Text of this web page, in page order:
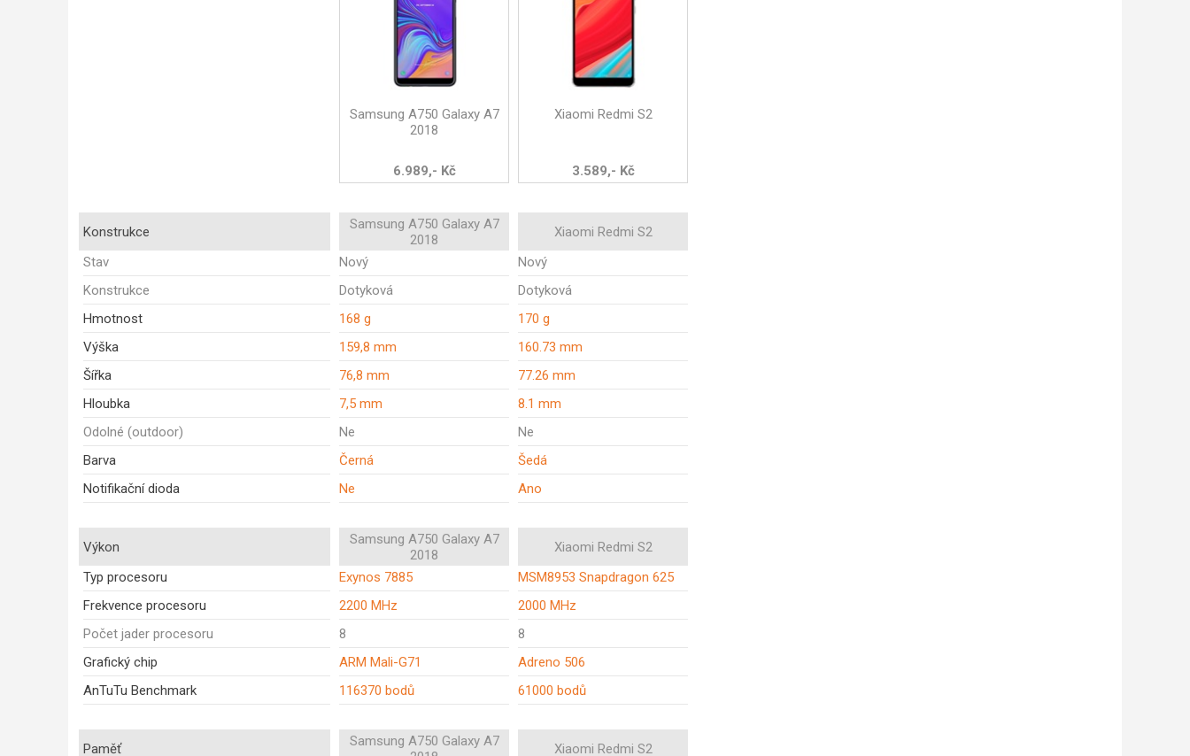
Samsung A750 Galaxy A7
2018
6.989,- Kč
Xiaomi Redmi S2
3.589,- Kč
Konstrukce
Samsung A750 Galaxy A7
2018
Xiaomi Redmi S2
Stav
Nový
Nový
Konstrukce
Dotyková
Dotyková
Hmotnost
168 g
170 g
Výška
159,8 mm
160.73 mm
Šířka
76,8 mm
77.26 mm
Hloubka
7,5 mm
8.1 mm
Odolné (outdoor)
Ne
Ne
Barva
Černá
Šedá
Notifikační dioda
Ne Ano
Výkon
Samsung A750 Galaxy A7
2018
Xiaomi Redmi S2
Typ procesoru
Exynos 7885
MSM8953 Snapdragon 625
Frekvence procesoru
2200 MHz
2000 MHz
Počet jader procesoru
8
8
Grafický chip
ARM Mali-G71
Adreno 506
AnTuTu Benchmark
116370 bodů 61000 bodů
Paměť
Samsung A750 Galaxy A7
Xiaomi Redmi S2